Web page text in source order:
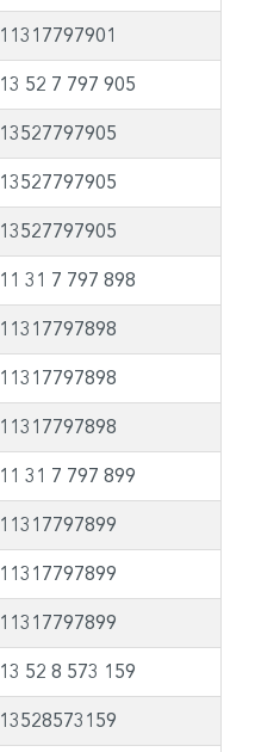
11317797901
13 52 7 797 905
13527797905
13527797905
13527797905
11 31 7 797 898
11317797898
11317797898
11317797898
11 31 7 797 899
11317797899
11317797899
11317797899
13 52 8 573 159
13528573159